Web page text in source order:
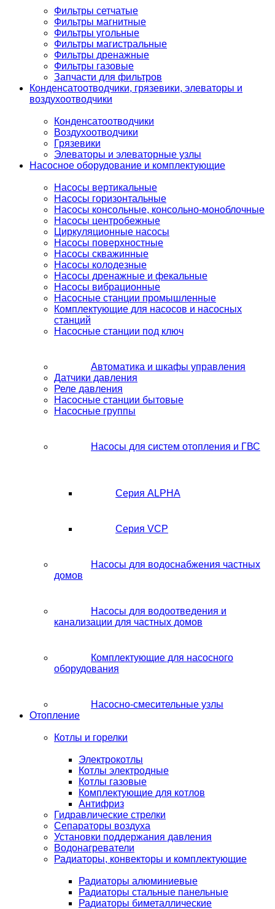
Фильтры сетчатые
Фильтры магнитные
Фильтры угольные
Фильтры магистральные
Фильтры дренажные
Фильтры газовые
Запчасти для фильтров
Конденсатоотводчики, грязевики, элеваторы и
воздухоотводчики
Конденсатоотводчики
Воздухоотводчики
Грязевики
Элеваторы и элеваторные узлы
Насосное оборудование и комплектующие
Насосы вертикальные
Насосы горизонтальные
Насосы консольные, консольно-моноблочные
Насосы центробежные
Циркуляционные насосы
Насосы поверхностные
Насосы скважинные
Насосы колодезные
Насосы дренажные и фекальные
Насосы вибрационные
Насосные станции промышленные
Комплектующие для насосов и насосных
станций
Насосные станции под ключ
Автоматика и шкафы управления
Датчики давления
Реле давления
Насосные станции бытовые
Насосные группы
Насосы для систем отопления и ГВС
Серия ALPHA
Серия VCP
Насосы для водоснабжения частных
домов
Насосы для водоотведения и
канализации для частных домов
Комплектующие для насосного
оборудования
Насосно-смесительные узлы
Отопление
Котлы и горелки
Электрокотлы
Котлы электродные
Котлы газовые
Комплектующие для котлов
Антифриз
Гидравлические стрелки
Сепараторы воздуха
Установки поддержания давления
Водонагреватели
Радиаторы, конвекторы и комплектующие
Радиаторы алюминиевые
Радиаторы стальные панельные
Радиаторы биметаллические